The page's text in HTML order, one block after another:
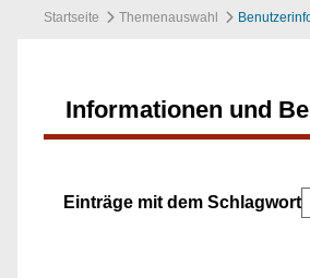
Startseite Themenauswahl
Informationen und
Einträge mit dem Schlagwort